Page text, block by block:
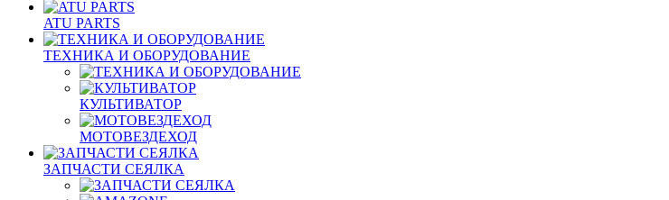
ATU PARTS
ТЕХНИКА И ОБОРУДОВАНИЕ
КУЛЬТИВАТОР
МОТОВЕЗДЕХОД
ЗАПЧАСТИ СЕЯЛКА